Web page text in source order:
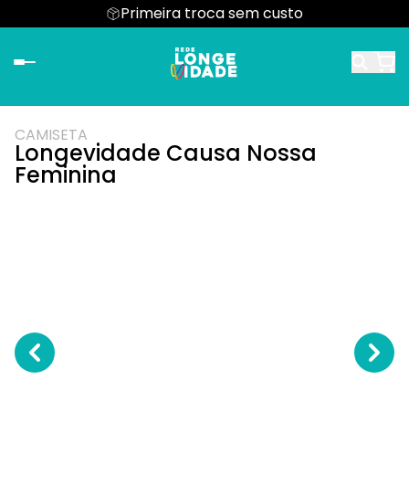
Primeira troca sem custo
CAMISETA
Longevidade Causa Nossa
Feminina